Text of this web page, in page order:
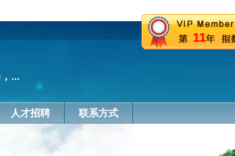
11
...
人才招聘 联系方式